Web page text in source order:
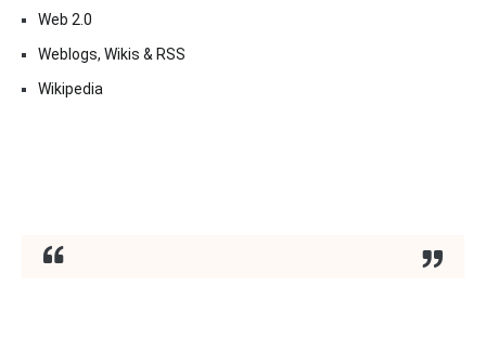
Web 2.0
Weblogs, Wikis & RSS
Wikipedia